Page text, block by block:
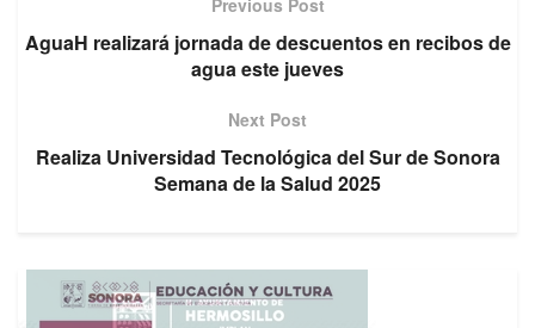
Previous Post
AguaH realizará jornada de descuentos en recibos de
agua este jueves
Next Post
Realiza Universidad Tecnológica del Sur de Sonora
Semana de la Salud 2025